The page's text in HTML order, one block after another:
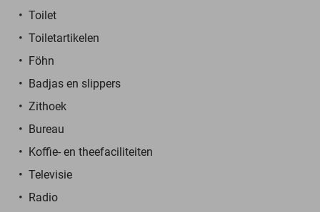
Toilet
Toiletartikelen
Föhn
Badjas en slippers
Zithoek
Bureau
Koffie- en theefaciliteiten
Televisie
Radio